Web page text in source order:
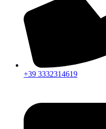
+39 3332314619